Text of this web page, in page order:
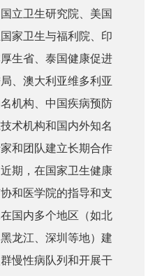
立卫生研究院、美国
家卫生与福利院、印
生省、泰国健康促进
、澳大利亚维多利亚
机构、中国疾病预防
术机构和国内外知名
和团队建立长期合作
期，在国家卫生健康
和医学院的指导和支
国内多个地区（如北
龙江、深圳等地）建
慢性病队列和开展干